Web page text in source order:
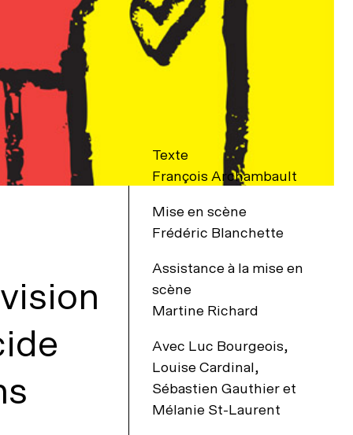
Texte
François Archambault
Mise en scène
Frédéric Blanchette
Assistance à la mise en
scène
Martine Richard
Avec Luc Bourgeois,
Louise Cardinal,
Sébastien Gauthieret
Mélanie St-Laurent